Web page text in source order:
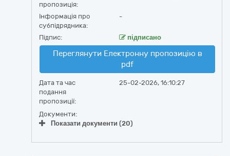
пропозиція:
Інформація про
субпідрядника:
-
Підпис: підписано
Переглянути Електронну пропозицію в
pdf
Дата та час
подання
пропозиції:
25-02-2026, 16:10:27
Документи:
Показати документи (20)